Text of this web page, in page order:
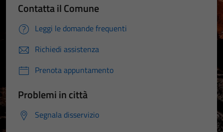
Contatta il Comune
Leggi le domande frequenti
Richiedi assistenza
Prenota appuntamento
Problemi in città
Segnala disservizio